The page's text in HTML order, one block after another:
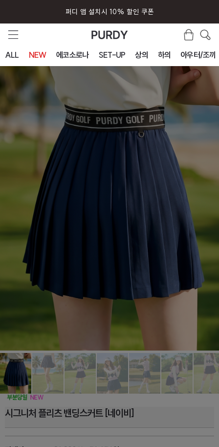
회원가입시 즉시 사용 5000원 쿠폰
ALL NEW 에코소로나 SET-UP 상의 하의 아우터/조끼
시그니처 플리츠 밴딩스커트 [네이비]